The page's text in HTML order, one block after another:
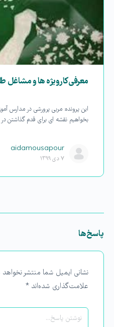
معرفی کارویژه ها و مشاغل
این پرونده: مربی پرورشی در مدارس
بخواهیم نقشه ای برای قدم گذاشتن
aidamousapour
۷ دی ۱۳۹۹
پاسخ‌ها
نشانی ایمیل شما منتشر
علامت‌گذاری شده‌اند *